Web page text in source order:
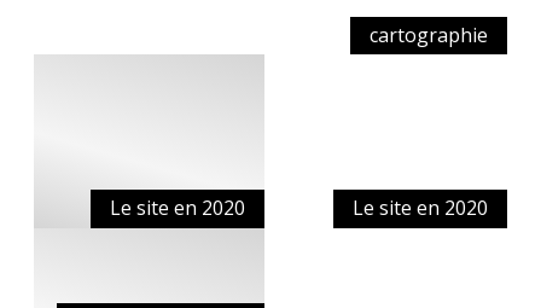
cartographie
Le site en 2020 Le site en 2020